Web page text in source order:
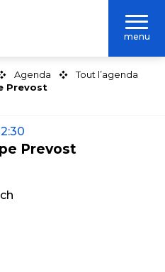
menu
Agenda
Tout l’agenda
Prevost
Prevost